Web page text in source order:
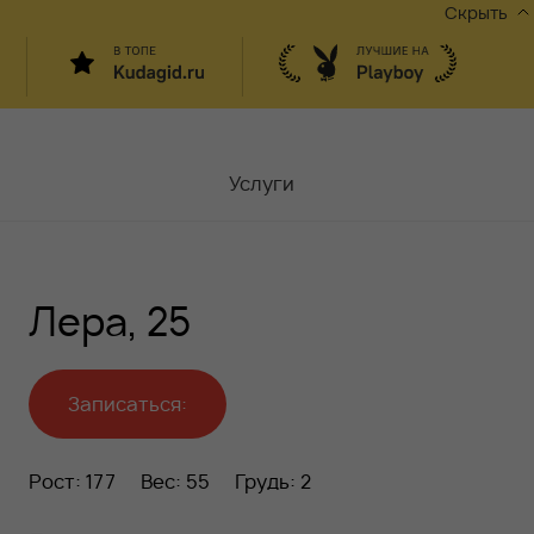
Скрыть
Услуги
Лера, 25
Записаться:
Рост: 177 Вес: 55 Грудь: 2